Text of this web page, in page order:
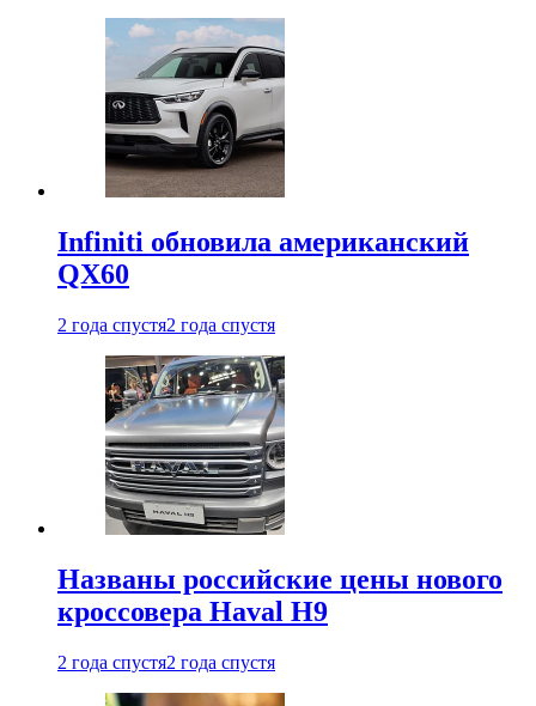
Infiniti обновила американский
QX60
2 года спустя2 года спустя
Названы российские цены нового
кроссовера Haval H9
2 года спустя2 года спустя